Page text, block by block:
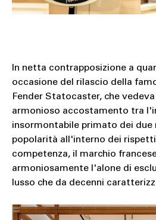
In netta contrapposizione a
occasione del rilascio della
Fender Statocaster, che
armonioso accostamento tra
insormontabile primato dei due
popolarità all'interno dei
competenza, il marchio
armoniosamente l'alone di
lusso che da decenni